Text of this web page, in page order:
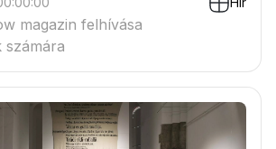
magazin felhívása
számára